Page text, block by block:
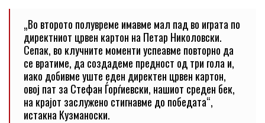
„Во второто полувреме имавме мал пад во играта по
директниот црвен картон на Петар Николовски.
Сепак, во клучните моменти успеавме повторно да
се вратиме, да создадеме предност од три гола и,
иако добивме уште еден директен црвен картон,
овој пат за Стефан Ѓорѓиевски, нашиот среден бек,
на крајот заслужено стигнавме до победата“,
истакна Кузманоски.